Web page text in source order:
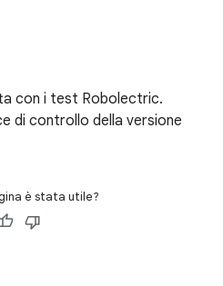
con i test Robolectric.
di controllo della versione
è stata utile?